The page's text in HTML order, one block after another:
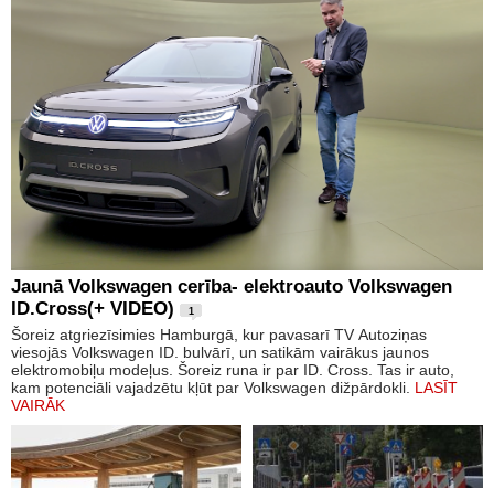
Jaunā Volkswagen cerība- elektroauto Volkswagen
ID.Cross(+ VIDEO)
1
Šoreiz atgriezīsimies Hamburgā, kur pavasarī TV Autoziņas
viesojās Volkswagen ID. bulvārī, un satikām vairākus jaunos
elektromobiļu modeļus. Šoreiz runa ir par ID. Cross. Tas ir auto,
kam potenciāli vajadzētu kļūt par Volkswagen dižpārdokli. LASĪT
VAIRĀK